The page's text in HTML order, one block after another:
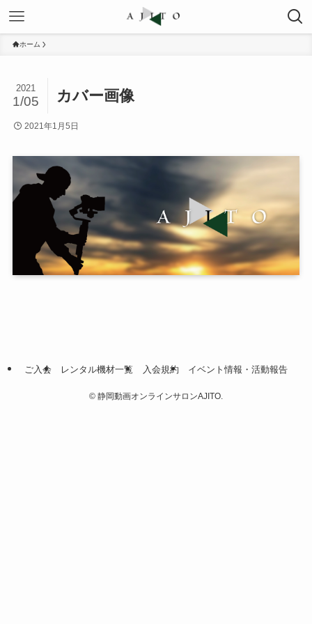
ホーム
カバー画像
2021
1/05
2021年1月5日
ご入会 レンタル機材一覧 入会規約 イベント情報・活動報告
© 静岡動画オンラインサロンAJITO.